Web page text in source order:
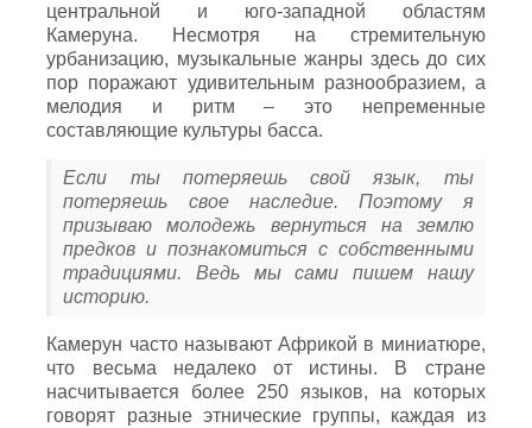
центральной и юго-западной областям
Камеруна. Несмотря на стремительную
урбанизацию, музыкальные жанры здесь до сих
пор поражают удивительным разнообразием, а
мелодия и ритм – это непременные
составляющие культуры басса.
Если ты потеряешь свой язык, ты
потеряешь свое наследие. Поэтому я
призываю молодежь вернуться на землю
предков и познакомиться с собственными
традициями. Ведь мы сами пишем нашу
историю.
Камерун часто называют Африкой в миниатюре,
что весьма недалеко от истины. В стране
насчитывается более 250 языков, на которых
говорят разные этнические группы, каждая из